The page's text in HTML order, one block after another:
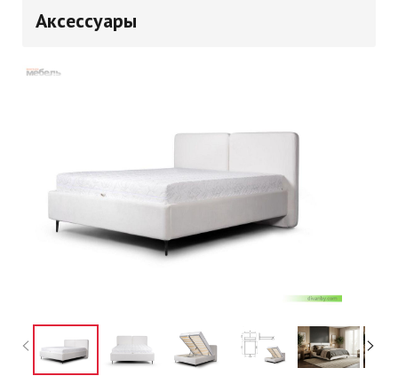
Аксессуары